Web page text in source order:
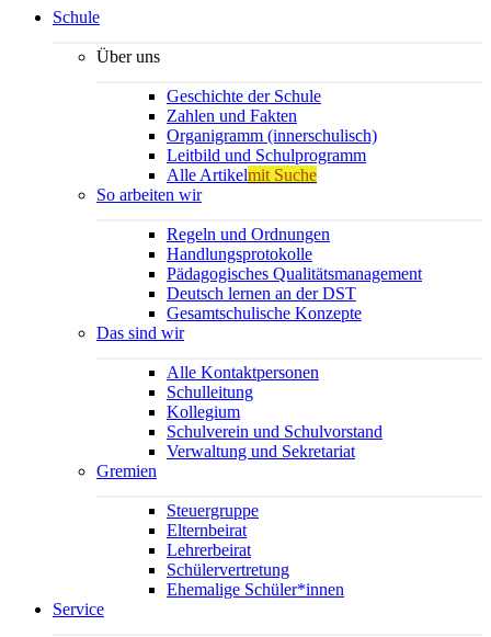
Schule
Über uns
Geschichte der Schule
Zahlen und Fakten
Organigramm (innerschulisch)
Leitbild und Schulprogramm
Alle Artikelmit Suche
So arbeiten wir
Regeln und Ordnungen
Handlungsprotokolle
Pädagogisches Qualitätsmanagement
Deutsch lernen an der DST
Gesamtschulische Konzepte
Das sind wir
Alle Kontaktpersonen
Schulleitung
Kollegium
Schulverein und Schulvorstand
Verwaltung und Sekretariat
Gremien
Steuergruppe
Elternbeirat
Lehrerbeirat
Schülervertretung
Ehemalige Schüler*innen
Service